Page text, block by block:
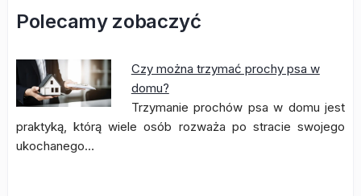
Polecamy zobaczyć
Czy można trzymać prochy psa w
domu?
Trzymanie prochów psa w domu jest
praktyką, którą wiele osób rozważa po stracie swojego
ukochanego…